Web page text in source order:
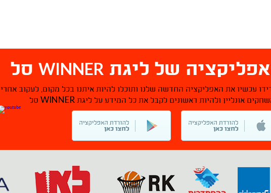
של ליגת WINNER סל
עכשיו את האפליקציה החדשה שלנו ותוכלו להיות איתנו בכל מקום, לעקוב אחרי
אונליין ולהיות ראשונים לקבל את כל המידע על ליגת WINNER סל